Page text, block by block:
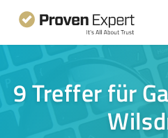
9 Treffer für